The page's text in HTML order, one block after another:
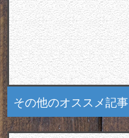
その他のオススメ記事